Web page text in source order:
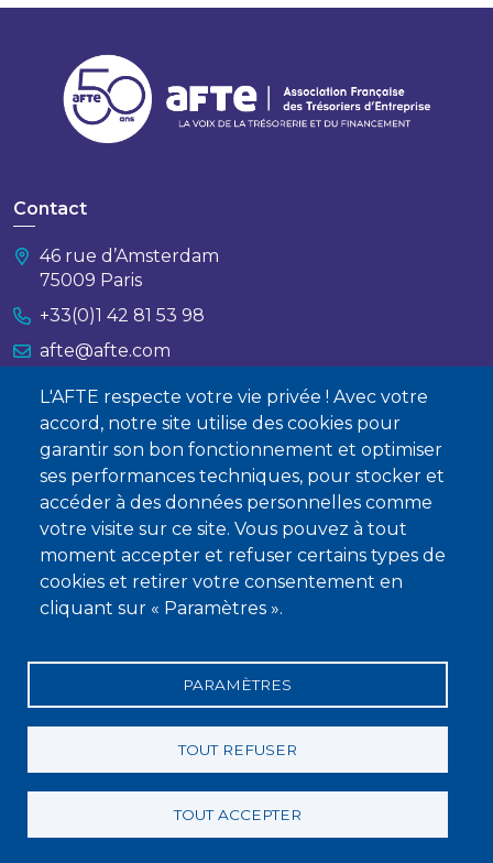
L'AFTE respecte votre vie privée ! Avec votre
accord, notre site utilise des cookies pour
garantir son bon fonctionnement et optimiser
ses performances techniques, pour stocker et
accéder à des données personnelles comme
votre visite sur ce site. Vous pouvez à tout
moment accepter et refuser certains types de
cookies et retirer votre consentement en
cliquant sur « Paramètres ».
PARAMÈTRES
TOUT REFUSER
TOUT ACCEPTER
Contact
46 rue d’Amsterdam
75009 Paris
+33(0)1 42 81 53 98
afte@afte.com
Nous contacter
À propos
Qui sommes-nous ?
Devenir membre
Mentions légales
Conditions générales de vente